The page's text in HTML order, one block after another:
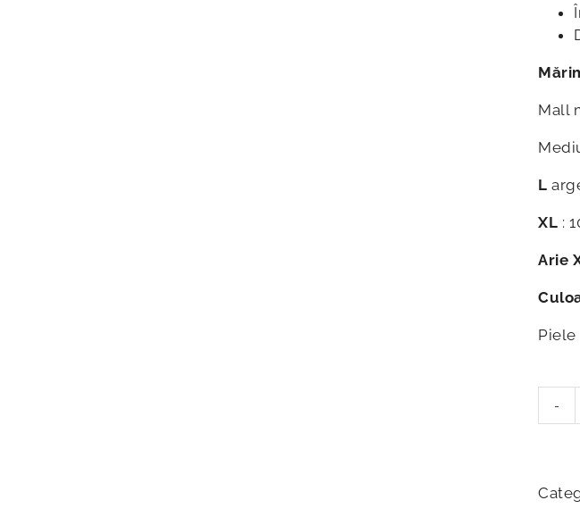
Mall
L
XL :
Arie
Piele